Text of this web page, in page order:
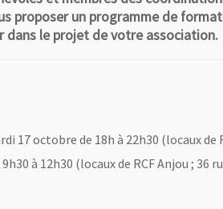
proposer un programme de
dans le projet de votre association.
17 octobre de 18h à 22h30 (locaux de
à 12h30 (locaux de RCF Anjou ; 36